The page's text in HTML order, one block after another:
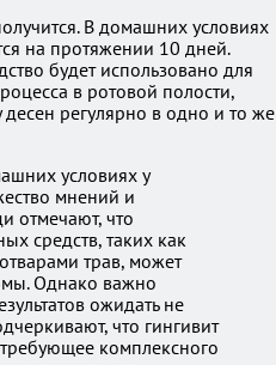
В домашних условиях
на протяжении 10 дней.
будет использовано для
в ротовой полости,
десен регулярно в одно и то же
условиях у
мнений и
отмечают, что
средств, таких как
трав, может
Однако важно
ожидать не
что гингивит
комплексного